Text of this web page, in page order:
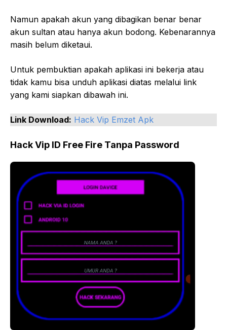
Namun apakah akun yang dibagikan benar benar
akun sultan atau hanya akun bodong. Kebenarannya
masih belum diketaui.
Untuk pembuktian apakah aplikasi ini bekerja atau
tidak kamu bisa unduh aplikasi diatas melalui link
yang kami siapkan dibawah ini.
Link Download: Hack Vip Emzet Apk
Hack Vip ID Free Fire Tanpa Password